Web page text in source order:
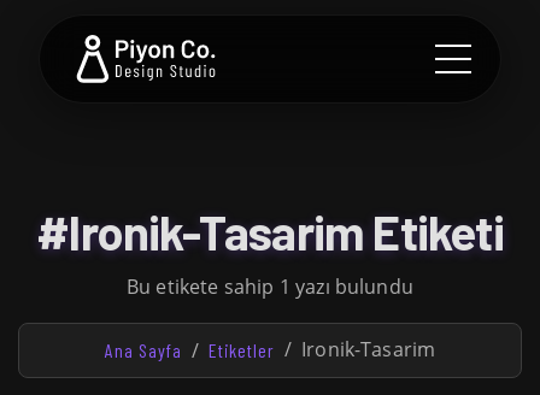
#Ironik-Tasarim Etiketi
Bu etikete sahip 1 yazı bulundu
Ana Sayfa Etiketler Ironik-Tasarim